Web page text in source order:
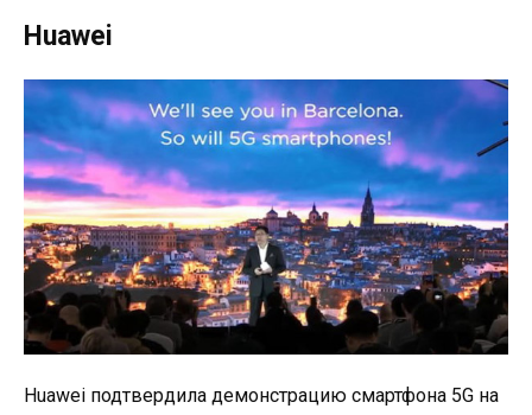
Huawei
Huawei подтвердила демонстрацию смартфона 5G на